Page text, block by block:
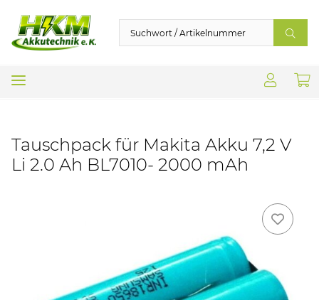
Tauschpack für Makita Akku 7,2 V
Li 2.0 Ah BL7010- 2000 mAh